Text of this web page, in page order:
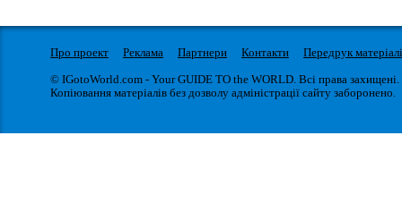
Про проект Реклама Партнери Контакти
Передрук
© IGotoWorld.com - Your GUIDE TO the WORLD. Всі права захищені.
Копіювання матеріалів без дозволу адміністрації сайту заборонено.